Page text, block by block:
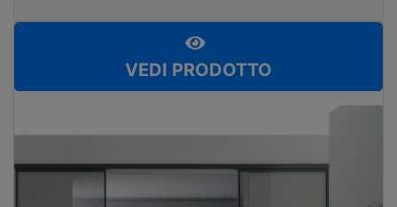
VEDI PRODOTTO